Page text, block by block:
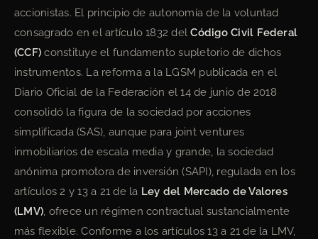
accionistas. El principio de autonomía de la voluntad
consagrado en el artículo 1832 delCódigo Civil Federal
(CCF) constituye el fundamento supletorio de dichos
instrumentos. La reforma a la LGSM publicada en el
Diario Oficial de la Federación el 14 de junio de 2018
consolidó la figura de la sociedad por acciones
simplificada (SAS), aunque para joint ventures
inmobiliarios de escala media y grande, la sociedad
anónima promotora de inversión (SAPI), regulada en los
artículos 2 y 13 a 21 de la Ley del Mercado de Valores
(LMV), ofrece un régimen contractual sustancialmente
más flexible. Conforme a los artículos 13 a 21 de la LMV,